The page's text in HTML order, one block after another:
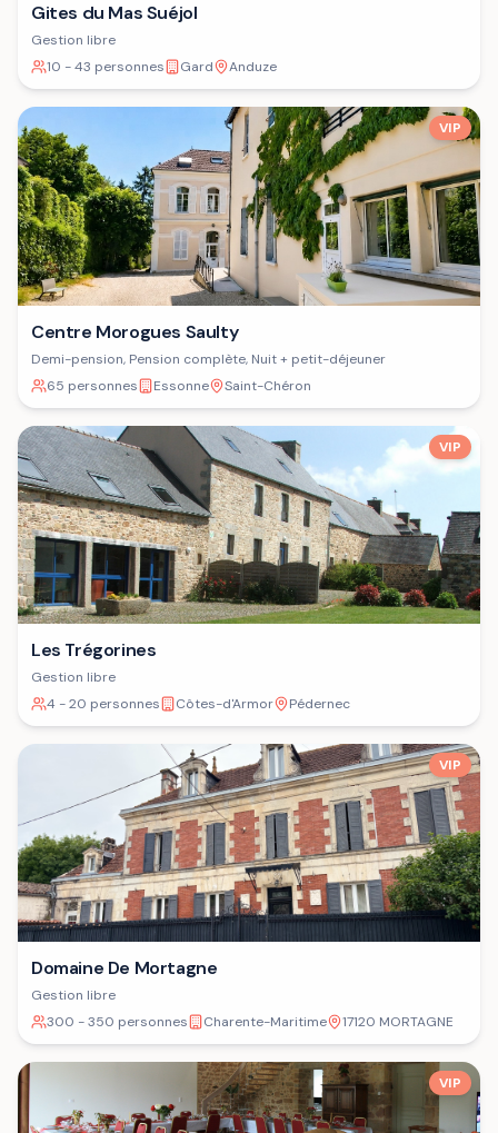
Gites du Mas Suéjol
Gestion libre
10 - 43 personnes
Gard Anduze
VIP
Centre Morogues Saulty
Demi-pension, Pension complète, Nuit + petit-déjeuner
65 personnes
Essonne Saint-Chéron
VIP
Les Trégorines
Gestion libre
4 - 20 personnes
Côtes-d'Armor Pédernec
VIP
Domaine De Mortagne
Gestion libre
300 - 350 personnes
Charente-Maritime 17120 MORTAGNE
VIP